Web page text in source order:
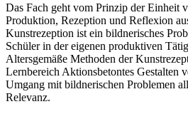
Das Fach geht vom Prinzip der Einheit
Produktion, Rezeption und Reflexion
Kunstrezeption ist ein bildnerisches
Schüler in der eigenen produktiven
Altersgemäße Methoden der
Lernbereich Aktionsbetontes Gestalten
Umgang mit bildnerischen Problemen
Relevanz.